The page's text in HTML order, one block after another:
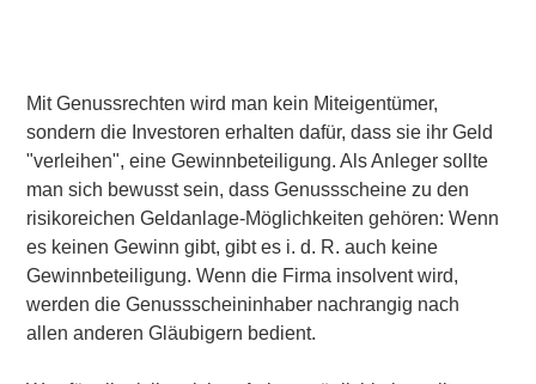
Mit Genussrechten wird man kein Miteigentümer,
sondern die Investoren erhalten dafür, dass sie ihr Geld
"verleihen", eine Gewinnbeteiligung. Als Anleger sollte
man sich bewusst sein, dass Genussscheine zu den
risikoreichen Geldanlage-Möglichkeiten gehören: Wenn
es keinen Gewinn gibt, gibt es i. d. R. auch keine
Gewinnbeteiligung. Wenn die Firma insolvent wird,
werden die Genussscheininhaber nachrangig nach
allen anderen Gläubigern bedient.